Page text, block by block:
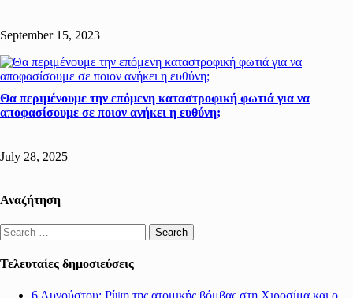
September 15, 2023
Θα περιμένουμε την επόμενη καταστροφική φωτιά για να
αποφασίσουμε σε ποιον ανήκει η ευθύνη;
July 28, 2025
Αναζήτηση
Search
for:
Τελευταίες δημοσιεύσεις
6 Αυγούστου: Ρίψη της ατομικής βόμβας στη Χιροσίμα και ο